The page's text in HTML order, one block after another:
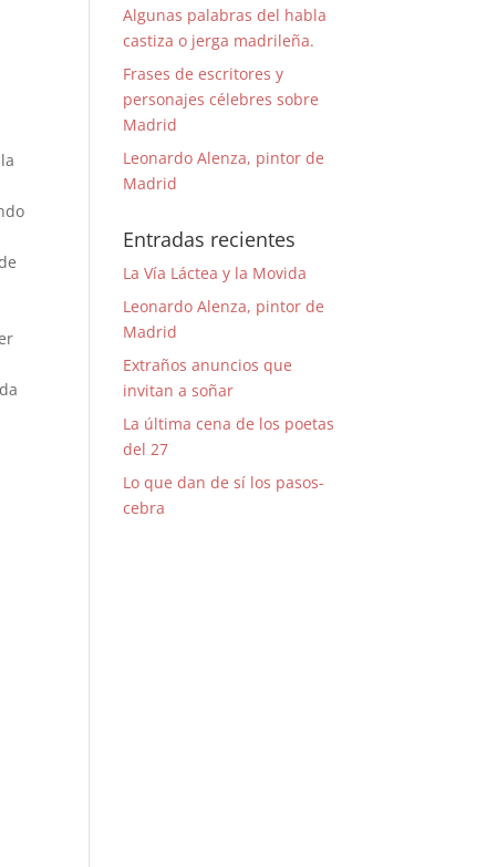
Algunas palabras del habla
castiza o jerga madrileña.
Frases de escritores y
personajes célebres sobre
Madrid
Leonardo Alenza, pintor de
Madrid
Entradas recientes
La Vía Láctea y la Movida
Leonardo Alenza, pintor de
Madrid
Extraños anuncios que
invitan a soñar
La última cena de los poetas
del 27
Lo que dan de sí los pasos-
cebra